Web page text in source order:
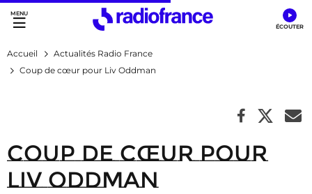
Accès direct :
Menu principal
Contenu
Accueil
Actualités Radio France
Coup de cœur pour Liv Oddman
Coup de cœur pour
Liv Oddman